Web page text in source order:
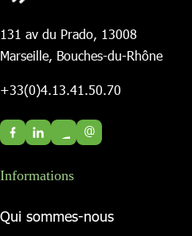
131 av du Prado, 13008
Marseille, Bouches-du-Rhône
+33(0)4.13.41.50.70
@
Informations
Qui sommes-nous